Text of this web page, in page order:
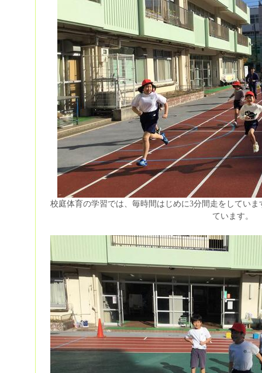
校庭体育の学習では、毎時間はじめに3分間走をしてい
ています。